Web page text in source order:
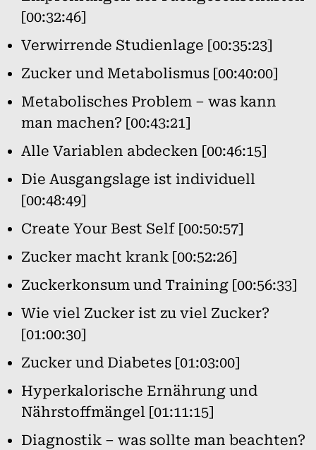
[00:32:46]
Verwirrende Studienlage [00:35:23]
Zucker und Metabolismus [00:40:00]
Metabolisches Problem – was kann
man machen? [00:43:21]
Alle Variablen abdecken [00:46:15]
Die Ausgangslage ist individuell
[00:48:49]
Create Your Best Self [00:50:57]
Zucker macht krank [00:52:26]
Zuckerkonsum und Training [00:56:33]
Wie viel Zucker ist zu viel Zucker?
[01:00:30]
Zucker und Diabetes [01:03:00]
Hyperkalorische Ernährung und
Nährstoffmängel [01:11:15]
Diagnostik – was sollte man beachten?